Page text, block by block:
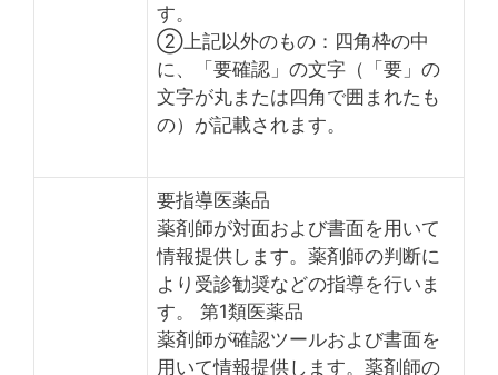
す。
②上記以外のもの：四角枠の中
に、「要確認」の文字（「要」の
文字が丸または四角で囲まれたも
の）が記載されます。
要指導医薬品
薬剤師が対面および書面を用いて
情報提供します。薬剤師の判断に
より受診勧奨などの指導を行いま
す。 第1類医薬品
薬剤師が確認ツールおよび書面を
用いて情報提供します。薬剤師の